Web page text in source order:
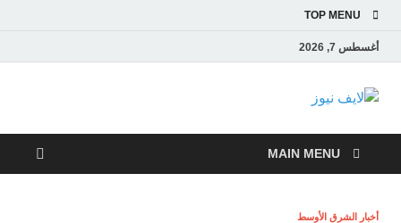
TOP MENU
أغسطس 7, 2026
لايف نيوز
MAIN MENU
أخبار الشرق الأوسط